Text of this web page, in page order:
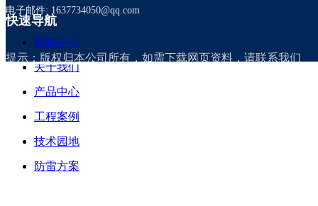
电子邮件: 1637734050@qq.com
快速导航
新闻中心
关于我们
产品中心
工程案例
技术园地
防雷方案
提示：版权归本公司所有，如需下载网页资料，请联系我们